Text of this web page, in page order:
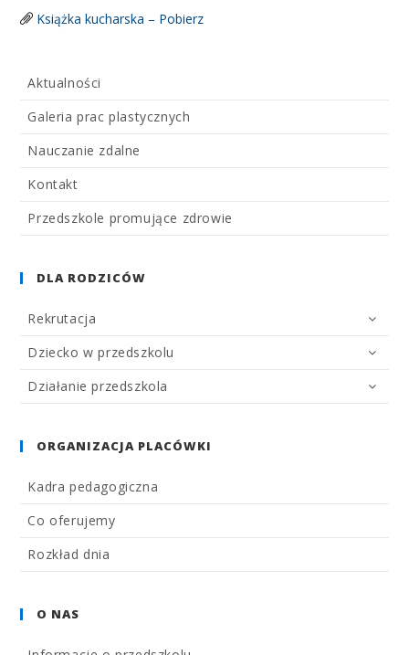
Książka kucharska – Pobierz
Aktualności
Galeria prac plastycznych
Nauczanie zdalne
Kontakt
Przedszkole promujące zdrowie
DLA RODZICÓW
Rekrutacja
Dziecko w przedszkolu
Działanie przedszkola
ORGANIZACJA PLACÓWKI
Kadra pedagogiczna
Co oferujemy
Rozkład dnia
O NAS